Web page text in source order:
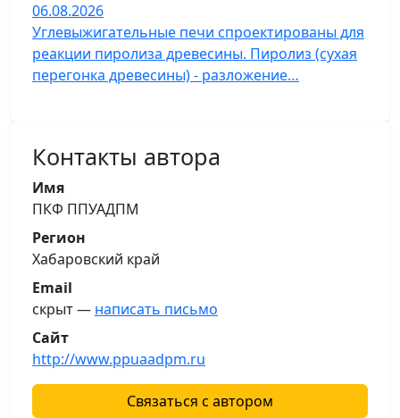
06.08.2026
Углевыжигательные печи спроектированы для
реакции пиролиза древесины. Пиролиз (сухая
перегонка древесины) - разложение…
Контакты автора
Имя
ПКФ ППУАДПМ
Регион
Хабаровский край
Email
скрыт — написать письмо
Сайт
http://www.ppuaadpm.ru
Связаться с автором